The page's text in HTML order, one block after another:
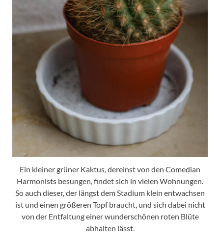
Ein kleiner grüner Kaktus, dereinst von den Comedian
Harmonists besungen, findet sich in vielen Wohnungen.
So auch dieser, der längst dem Stadium klein entwachsen
ist und einen größeren Topf braucht, und sich dabei nicht
von der Entfaltung einer wunderschönen roten Blüte
abhalten lässt.